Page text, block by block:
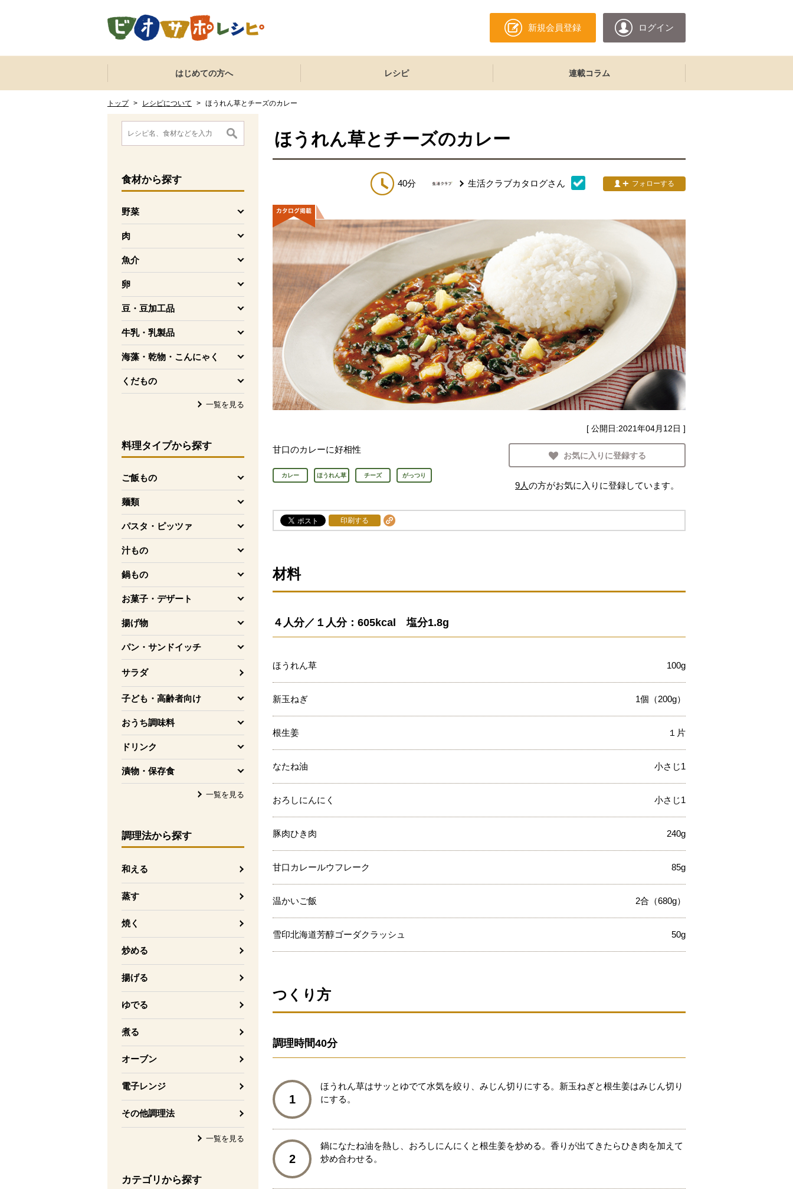
新規会員登録 ログイン
ここからサイト内共通メニューです。
サイト内共通メニューをスキップする
はじめての方へ レシピ 連載コラム
トップ > レシピについて > ほうれん草とチーズのカレー
ここから消費材検索メニューです。
食材から探す
野菜
を開く
肉
を開く
魚介
を開く
卵
を開く
豆・豆加工品
を開く
牛乳・乳製品
を開く
海藻・乾物・こんにゃく
を開く
くだもの
を開く
一覧を見る
料理タイプから探す
ご飯もの
を開く
麺類
を開く
パスタ・ピッツァ
を開く
汁もの
を開く
鍋もの
を開く
お菓子・デザート
を開く
揚げ物
を開く
パン・サンドイッチ
を開く
サラダ
子ども・高齢者向け
を開く
おうち調味料
を開く
ドリンク
を開く
漬物・保存食
を開く
一覧を見る
調理法から探す
和える
蒸す
焼く
炒める
揚げる
ゆでる
煮る
オーブン
電子レンジ
その他調理法
一覧を見る
カテゴリから探す
消費材検索メニューここまで。
ここから本文です。
ほうれん草とチーズのカレー
40分 生活クラブカタログさん フォローする
[ 公開日:2021年04月12日 ]
甘口のカレーに好相性
カレー ほうれん草 チーズ がっつり
お気に入りに登録する
9人の方がお気に入りに登録しています。
印刷する
材料
４人分／１人分：605kcal 塩分1.8g
ほうれん草 100g
新玉ねぎ 1個（200g）
根生姜 １片
なたね油 小さじ1
おろしにんにく 小さじ1
豚肉ひき肉 240g
甘口カレールウフレーク 85g
温かいご飯 2合（680g）
雪印北海道芳醇ゴーダクラッシュ 50g
つくり方
調理時間40分
1
ほうれん草はサッとゆでて水気を絞り、みじん切りにする。新玉ねぎと根生姜はみじん切り
にする。
2
鍋になたね油を熱し、おろしにんにくと根生姜を炒める。香りが出てきたらひき肉を加えて
炒め合わせる。